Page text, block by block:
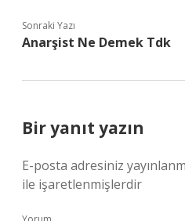
Sonraki Yazı
Anarşist Ne Demek Tdk
Bir yanıt yazın
E-posta adresiniz
ile işaretlenmişlerdir